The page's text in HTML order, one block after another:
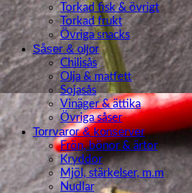
Torkad fisk & övrigt
Torkad frukt
Övriga snacks
Såser & oljor
Chilisås
Olja & matfett
Sojasås
Vinäger & ättika
Övriga såser
Torrvaror & konserver
Frön, bönor & ärtor
Kryddor
Mjöl, stärkelser, m.m
Nudlar